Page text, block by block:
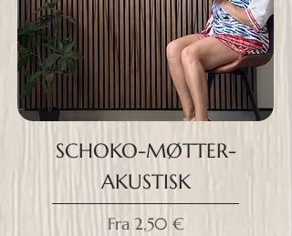
SCHOKO-MØTTER-
AKUSTISK
Fra 2,50 €
Salgspris